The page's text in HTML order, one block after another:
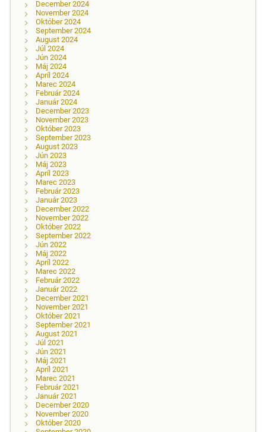
December 2024
November 2024
Október 2024
September 2024
August 2024
Júl 2024
Jún 2024
Máj 2024
Apríl 2024
Marec 2024
Február 2024
Január 2024
December 2023
November 2023
Október 2023
September 2023
August 2023
Jún 2023
Máj 2023
Apríl 2023
Marec 2023
Február 2023
Január 2023
December 2022
November 2022
Október 2022
September 2022
Jún 2022
Máj 2022
Apríl 2022
Marec 2022
Február 2022
Január 2022
December 2021
November 2021
Október 2021
September 2021
August 2021
Júl 2021
Jún 2021
Máj 2021
Apríl 2021
Marec 2021
Február 2021
Január 2021
December 2020
November 2020
Október 2020